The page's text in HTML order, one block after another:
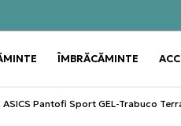
ÎMBRĂCĂMINTE
ASICS Pantofi Sport GEL-Trabuco